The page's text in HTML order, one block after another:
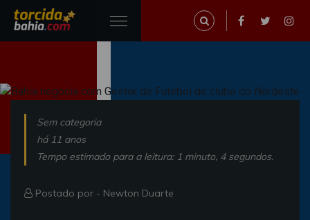
Sem categoria
há 11 anos
Tempo estimado para a leitura: 1 minuto, 4 segundos.
Postado por - Newton Duarte